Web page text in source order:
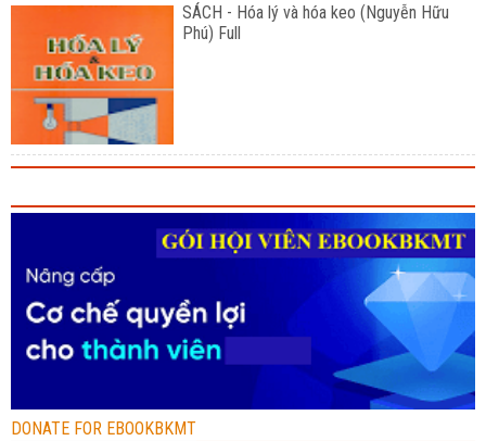
SÁCH - Hóa lý và hóa keo (Nguyễn Hữu
Phú) Full
DONATE FOR EBOOKBKMT